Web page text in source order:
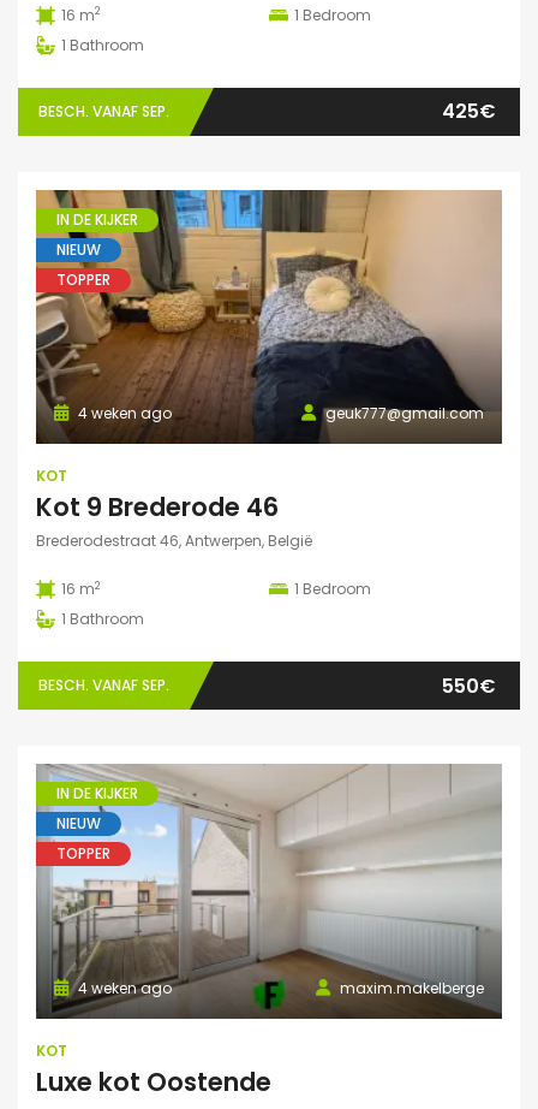
16 m2 1 Bedroom
1 Bathroom
BESCH. VANAF SEP. 425€
IN DE KIJKER
NIEUW
TOPPER
geuk777@gmail.com
4 weken ago
KOT
Kot 9 Brederode 46
Brederodestraat 46, Antwerpen, België
16 m2 1 Bedroom
1 Bathroom
BESCH. VANAF SEP. 550€
IN DE KIJKER
NIEUW
TOPPER
maxim.makelberge
4 weken ago
KOT
Luxe kot Oostende